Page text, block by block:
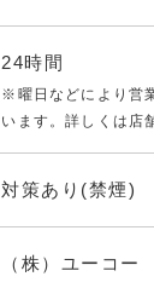
24時間
※曜日などにより営
います。詳しくは店
対策あり(禁煙)
（株）ユーコー